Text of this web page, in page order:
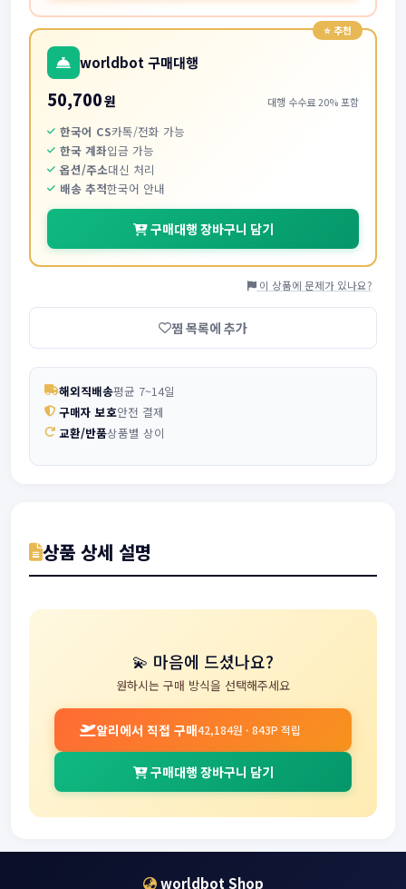
worldbot 구매대행
50,700원 대행 수수료 20% 포함
한국어 CS카톡/전화 가능
한국 계좌입금 가능
옵션/주소대신 처리
배송 추적한국어 안내
구매대행 장바구니 담기
이 상품에 문제가 있나요?
찜 목록에 추가
해외직배송평균 7~14일
구매자 보호안전 결제
교환/반품상품별 상이
상품 상세 설명
💫 마음에 드셨나요?
원하시는 구매 방식을 선택해주세요
알리에서 직접 구매42,184원 · 843P 적립
구매대행 장바구니 담기
worldbot Shop